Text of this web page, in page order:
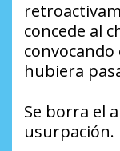
concede al
convocando
hubiera
Se borra el
usurpación.